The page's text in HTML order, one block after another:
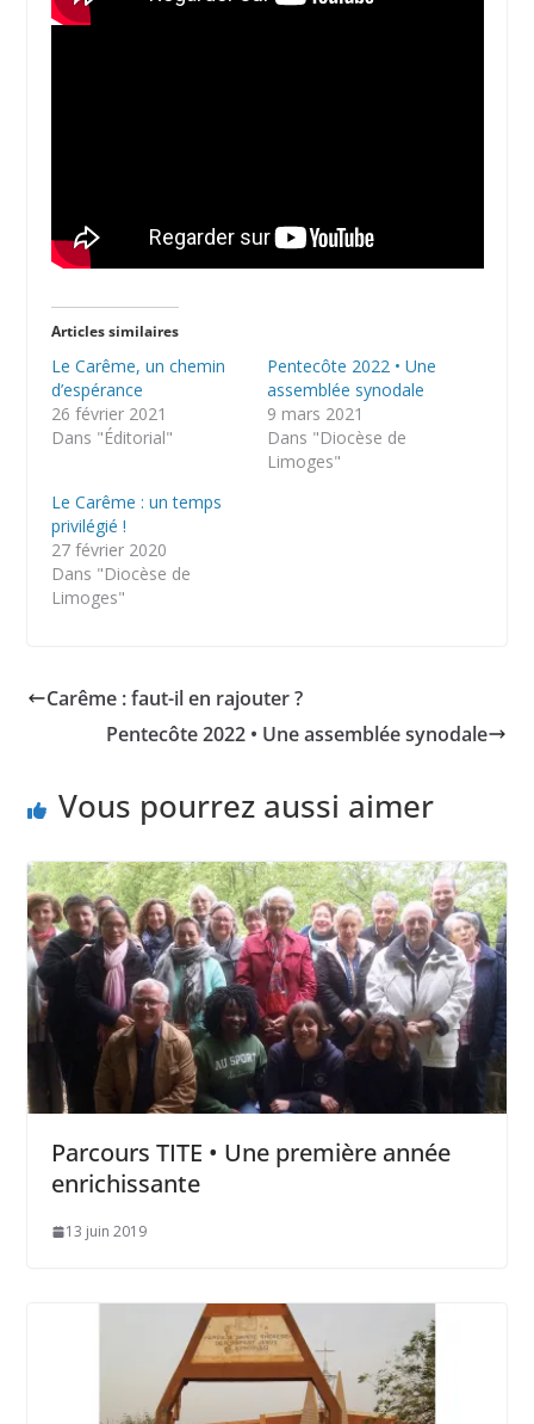
Articles similaires
Le Carême, un chemin
d’espérance
26 février 2021
Dans "Éditorial"
Pentecôte 2022 • Une
assemblée synodale
9 mars 2021
Dans "Diocèse de
Limoges"
Le Carême : un temps
privilégié !
27 février 2020
Dans "Diocèse de
Limoges"
Carême : faut-il en rajouter ?
Pentecôte 2022 • Une assemblée synodale
Vous pourrez aussi aimer
Parcours TITE • Une première année
enrichissante
13 juin 2019